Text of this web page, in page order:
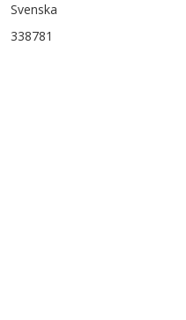
Svenska
338781